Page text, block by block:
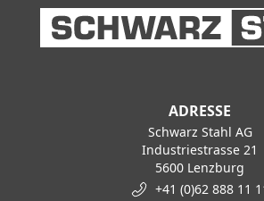
ADRESSE
Schwarz Stahl AG
Industriestrasse 21
5600 Lenzburg
+41 (0)62 888 11